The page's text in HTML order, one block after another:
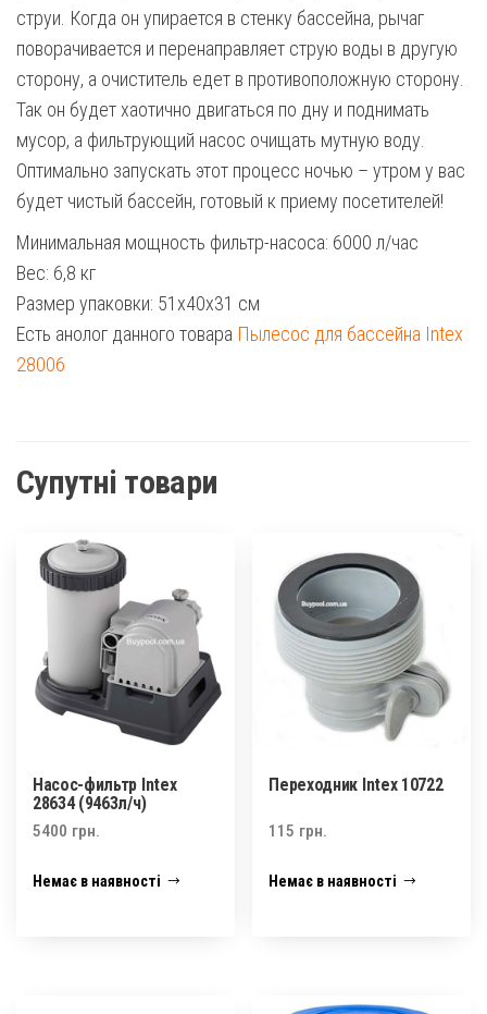
струи. Когда он упирается в стенку бассейна, рычаг
поворачивается и перенаправляет струю воды в другую
сторону, а очиститель едет в противоположную сторону.
Так он будет хаотично двигаться по дну и поднимать
мусор, а фильтрующий насос очищать мутную воду.
Оптимально запускать этот процесс ночью – утром у вас
будет чистый бассейн, готовый к приему посетителей!
Минимальная мощность фильтр-насоса: 6000 л/час
Вес: 6,8 кг
Размер упаковки: 51х40х31 см
Есть анолог данного товара Пылесос для бассейна Intex
28006
Супутні товари
Насос-фильтр Intex
28634 (9463л/ч)
5400 грн.
Немає в наявності
Переходник Intex 10722
115 грн.
Немає в наявності